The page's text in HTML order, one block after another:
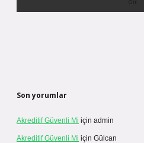
Son yorumlar
Akreditif Güvenli Mi için admin
Akreditif Güvenli Mi için Gülcan